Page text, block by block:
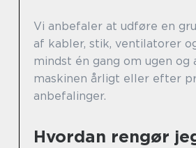
Vi anbefaler at udføre en
af kabler, stik, ventilatorer
mindst én gang om ugen og
maskinen årligt eller efter
anbefalinger.
Hvordan rengør